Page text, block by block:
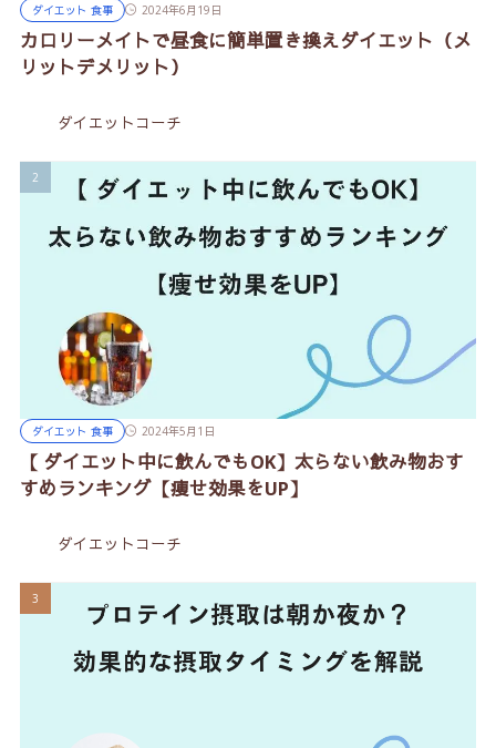
ダイエット 食事 2024年6月19日
カロリーメイトで昼食に簡単置き換えダイエット（メ
リットデメリット）
ダイエットコーチ
ダイエット 食事 2024年5月1日
【 ダイエット中に飲んでもOK】太らない飲み物おす
すめランキング【痩せ効果をUP】
ダイエットコーチ